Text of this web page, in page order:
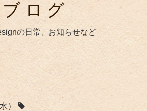
ブログ
の日常、お知らせなど
）